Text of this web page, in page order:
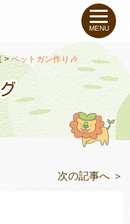
才）
MENU
>ペットガン作り🎶
次の記事へ ＞